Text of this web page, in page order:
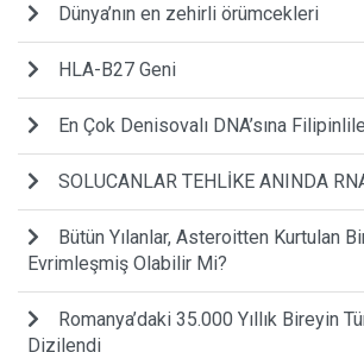
Dünya’nın en zehirli örümcekleri
HLA-B27 Geni
En Çok Denisovalı DNA’sına
SOLUCANLAR TEHLİKE ANINDA
Bütün Yılanlar, Asteroitten Kurtulan
Evrimleşmiş Olabilir Mi?
Romanya’daki 35.000 Yıllık Bireyin
Dizilendi